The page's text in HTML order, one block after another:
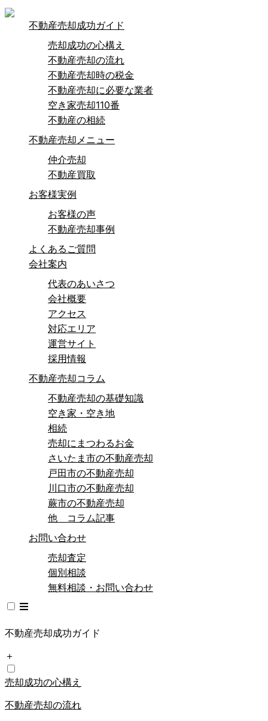
不動産売却成功ガイド
売却成功の心構え
不動産売却の流れ
不動産売却時の税金
不動産売却に必要な業者
空き家売却110番
不動産の相続
不動産売却メニュー
仲介売却
不動産買取
お客様実例
お客様の声
不動産売却事例
よくあるご質問
会社案内
代表のあいさつ
会社概要
アクセス
対応エリア
運営サイト
採用情報
不動産売却コラム
不動産売却の基礎知識
空き家・空き地
相続
売却にまつわるお金
さいたま市の不動産売却
戸田市の不動産売却
川口市の不動産売却
蕨市の不動産売却
他 コラム記事
お問い合わせ
売却査定
個別相談
無料相談・お問い合わせ
不動産売却成功ガイド
＋
売却成功の心構え
不動産売却の流れ